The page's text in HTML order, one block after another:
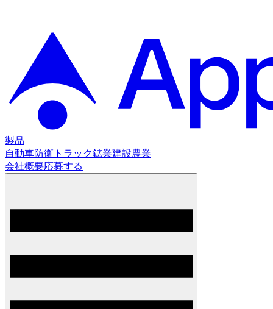
製品
自動車防衛 トラック鉱業建設農業
会社概要応募する